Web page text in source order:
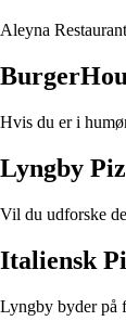
Aleyna
Hvis du er i
Lyngby
Vil du udforske
Italiensk
Lyngby byder på